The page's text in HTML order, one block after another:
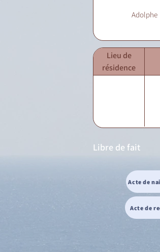
Adolphe
Lieu de
résidence
Libre de fait
Acte de
Acte de